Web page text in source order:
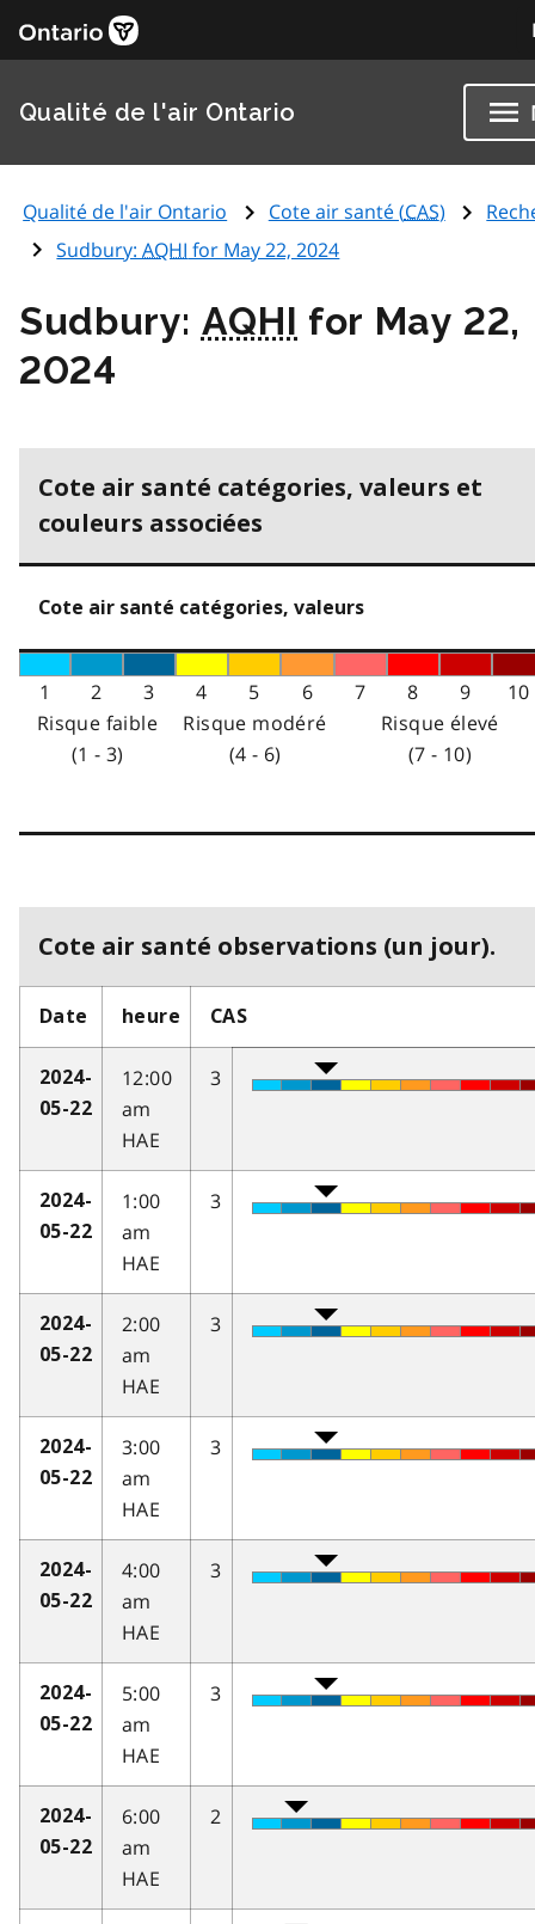
Qualité de l'air Ontario
Qualité de l'air Ontario Cote air santé (CAS)
Sudbury:AQHI for May 22, 2024
Sudbury: AQHI for May 22,
2024
Cote air santé catégories, valeurs et
couleurs associées
Cote air santé catégories, valeurs
1 2 3 4 5 6 7 8 9
10
Risque faible
(1 - 3)
Risque modéré
(4 - 6)
Risque élevé
(7 - 10)
Cote air santé observations (un jour).
Date heure CAS
2024-
05-22
12:00
am
HAE
3
2024-
05-22
1:00
am
HAE
3
2024-
05-22
2:00
am
HAE
3
2024-
05-22
3:00
am
HAE
3
2024-
05-22
4:00
am
HAE
3
2024-
05-22
5:00
am
HAE
3
2024-
05-22
6:00
am
HAE
2